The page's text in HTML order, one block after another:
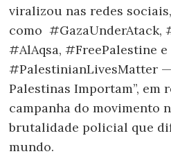
viralizou nas redes
como #GazaUnderAtack,
#AlAqsa, #FreePalestine e
#PalestinianLivesMatter
Palestinas Importam”, em
campanha do movimento
brutalidade policial que
mundo.